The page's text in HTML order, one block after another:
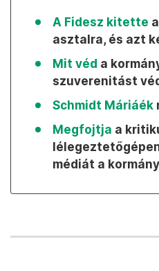
A Fidesz kitette
asztalra, és azt
Mit véd a
szuverenitást
Schmidt Máriáék
Megfojtja a
médiát a kormány